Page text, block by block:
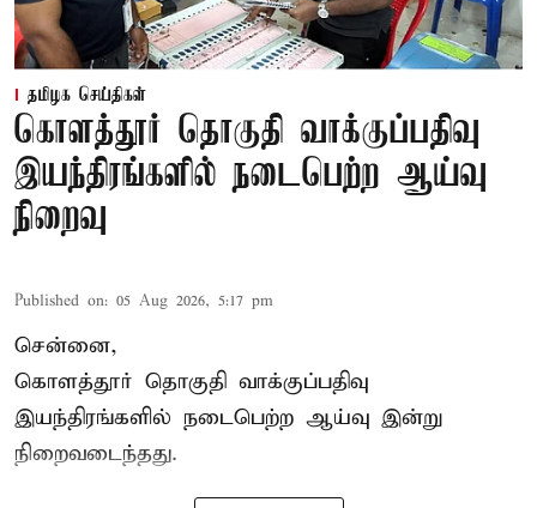
தமிழக செய்திகள்
கொளத்தூர் தொகுதி வாக்குப்பதிவு
இயந்திரங்களில் நடைபெற்ற ஆய்வு
நிறைவு
Published on: 05 Aug 2026, 5:17 pm
சென்னை,
கொளத்தூர் தொகுதி வாக்குப்பதிவு
இயந்திரங்களில் நடைபெற்ற ஆய்வு இன்று
நிறைவடைந்தது.